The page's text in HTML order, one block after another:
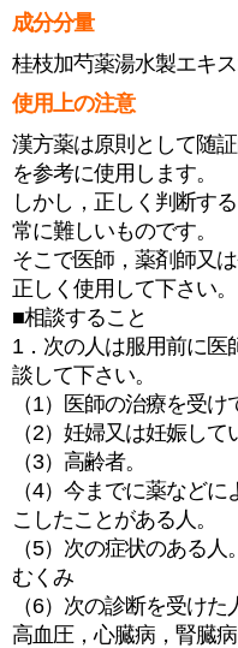
成分分量
桂枝加芍薬湯水製エキ
使用上の注意
漢方薬は原則として随
を参考に使用します。
しかし，正しく判断す
常に難しいものです。
そこで医師，薬剤師又
正しく使用して下さい。
■相談すること
1．次の人は服用前に医
談して下さい。
（1）医師の治療を受け
（2）妊婦又は妊娠して
（3）高齢者。
（4）今までに薬など
こしたことがある人。
（5）次の症状のある人。
むくみ
（6）次の診断を受けた
高血圧，心臓病，腎臓病